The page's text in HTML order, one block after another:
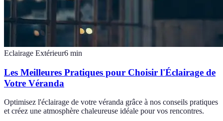
Eclairage Extérieur6 min
Les Meilleures Pratiques pour Choisir l'Éclairage de
Votre Véranda
Optimisez l'éclairage de votre véranda grâce à nos conseils pratiques
et créez une atmosphère chaleureuse idéale pour vos rencontres.